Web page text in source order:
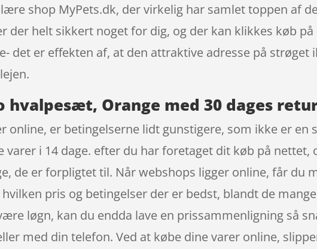
shop MyPets.dk, der virkelig har samlet toppen af
der helt sikkert noget for dig, og der kan klikkes køb
det er effekten af, at den attraktive adresse på
hvalpesæt, Orange med 30 dages
online, er betingelserne lidt gunstigere, som ikke er
varer i 14 dage. efter du har foretaget dit køb på
de er forpligtet til. Når webshops ligger online, får du
pris og betingelser der er bedst, blandt de
løgn, kan du endda lave en prissammenligning så
med din telefon. Ved at købe dine varer online,